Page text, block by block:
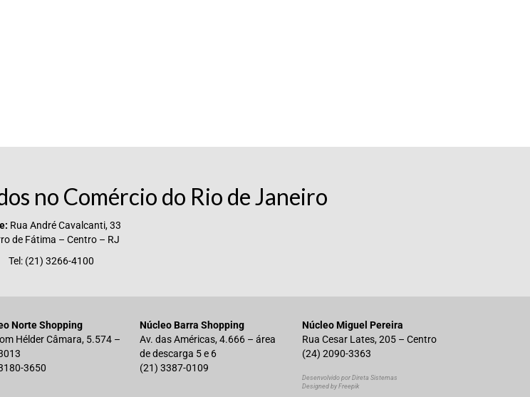
no Comércio do Rio de Janeiro
Rua André Cavalcanti, 33
de Fátima – Centro – RJ
Tel: (21) 3266-4100
Norte Shopping
Hélder Câmara, 5.574 –
3650
Núcleo Barra Shopping
Av. das Américas, 4.666 – área
de descarga 5 e 6
(21) 3387-0109
Núcleo Miguel Pereira
Rua Cesar Lates, 205 – Centro
(24) 2090-3363
Desenvolvido por Direta Sistemas
Designed by Freepik